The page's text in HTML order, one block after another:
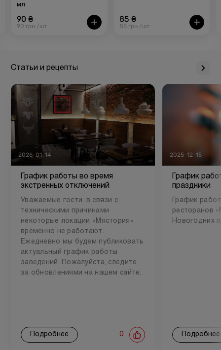
мл
90 ₴
90 грн /шт
85 ₴
85 грн /шт
Статьи и рецепты
2026-01-14
График работы во время
экстренных отключений
Уважаемые гости, в связи с
техническими причинами
некоторые локации «Мястория»
временно не работают.
Ежедневно мы будем публиковать
актуальный график работы
заведений. Пожалуйста, следите
за обновлениями на нашем сайте.
Подробнее 0
2025-12-15
График
праздники
График
ресторанов
Новогодних
Подробнее